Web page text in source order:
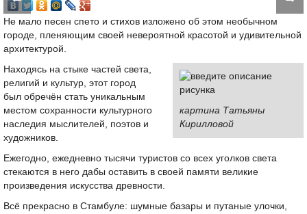
Не мало песен спето и стихов изложено об этом необычном
городе, пленяющим своей невероятной красотой и удивительной
архитектурой.
картина Татьяны
Кирилловой
Находясь на стыке частей света,
религий и культур, этот город
был обречён стать уникальным
местом сохранности культурного
наследия мыслителей, поэтов и
художников.
Ежегодно, ежедневно тысячи туристов со всех уголков света
стекаются в него дабы оставить в своей памяти великие
произведения искусства древности.
Всё прекрасно в Стамбуле: шумные базары и путаные улочки,